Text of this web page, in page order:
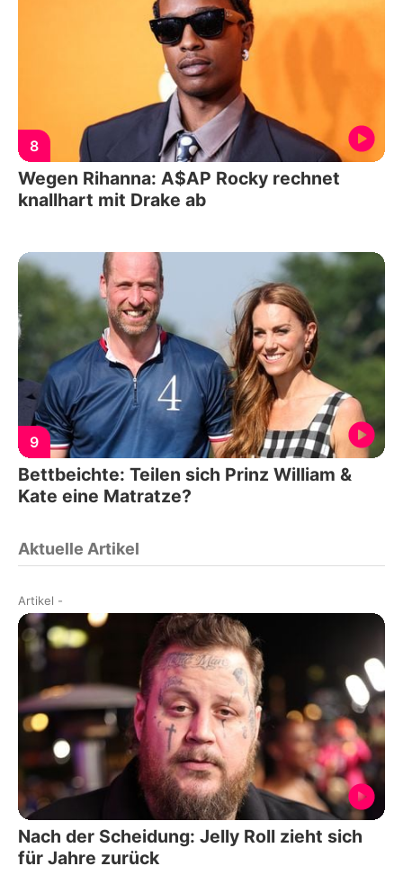
8
Wegen Rihanna: A$AP Rocky rechnet
knallhart mit Drake ab
9
Bettbeichte: Teilen sich Prinz William &
Kate eine Matratze?
Aktuelle Artikel
Artikel -
Nach der Scheidung: Jelly Roll zieht sich
für Jahre zurück